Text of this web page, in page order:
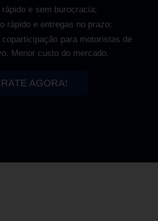
rápido e sem burocracia;
rápido e entregas no prazo;
coparticipação para motoristas de
Menor custo do mercado.
AGORA!